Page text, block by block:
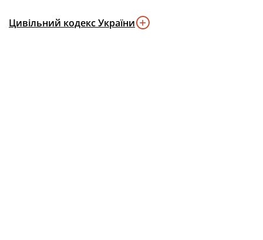
Цивільний кодекс України